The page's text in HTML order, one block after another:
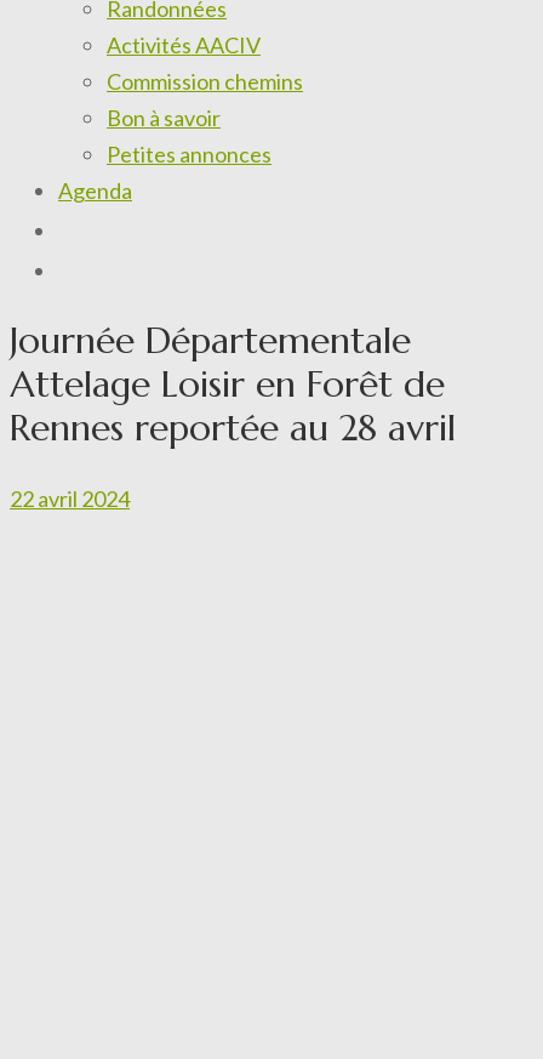
Randonnées
Activités AACIV
Commission chemins
Bon à savoir
Petites annonces
Agenda
Journée Départementale
Attelage Loisir en Forêt de
Rennes reportée au 28 avril
22 avril 2024